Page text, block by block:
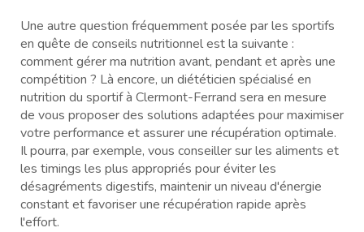
Une autre question fréquemment posée par les sportifs
en quête de conseils nutritionnel est la suivante :
comment gérer ma nutrition avant, pendant et après une
compétition ? Là encore, un diététicien spécialisé en
nutrition du sportif à Clermont-Ferrand sera en mesure
de vous proposer des solutions adaptées pour maximiser
votre performance et assurer une récupération optimale.
Il pourra, par exemple, vous conseiller sur les aliments et
les timings les plus appropriés pour éviter les
désagréments digestifs, maintenir un niveau d'énergie
constant et favoriser une récupération rapide après
l'effort.